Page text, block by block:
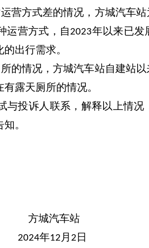
营方式差的情况，方城汽车
运营方式，自2023年以来已发
出行需求。
的情况，方城汽车站自建站
露天厕所的情况。
与投诉人联系，解释以上情
。
方城汽车站
2024年12月 2 日